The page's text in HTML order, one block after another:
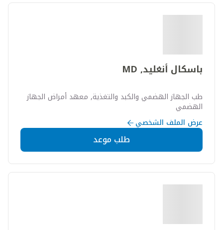
باسكال أنغليد, MD
طب الجهاز الهضمي والكبد والتغذية, معهد أمراض الجهاز
الهضمي
عرض الملف الشخصي
طلب موعد